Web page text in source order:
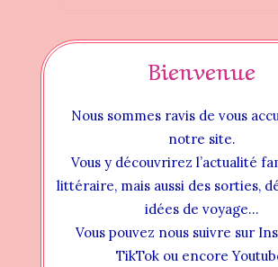
Bienvenue
Nous sommes ravis de vous
notre site.
Vous y découvrirez l’actualité
littéraire, mais aussi des sorties,
idées de voyage…
Vous pouvez nous suivre sur
TikTok ou encore